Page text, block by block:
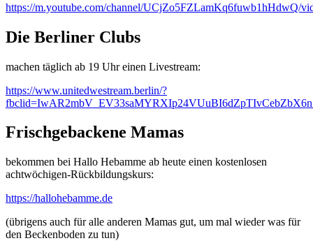
https://m.youtube.com/channel/UCjZo5FZLamKq6fuwb1hHdwQ/
Die Berliner Clubs
machen täglich ab 19 Uhr einen Livestream:
https://www.unitedwestream.berlin/?
Frischgebackene Mamas
bekommen bei Hallo Hebamme ab heute einen kostenlosen
achtwöchigen-Rückbildungskurs:
https://hallohebamme.de
(übrigens auch für alle anderen Mamas gut, um mal wieder was für
den Beckenboden zu tun)